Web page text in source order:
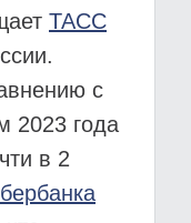
ТАСС
с
2023 года
в 2